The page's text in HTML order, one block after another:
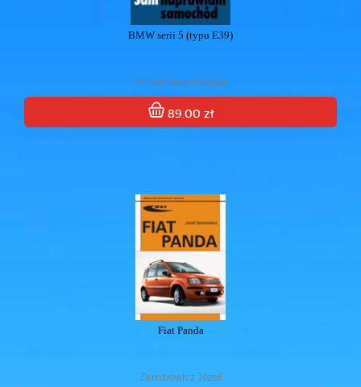
BMW serii 5 (typu E39)
Etzold Hans-Rüdiger
89.00 zł
Fiat Panda
Zembowicz Józef